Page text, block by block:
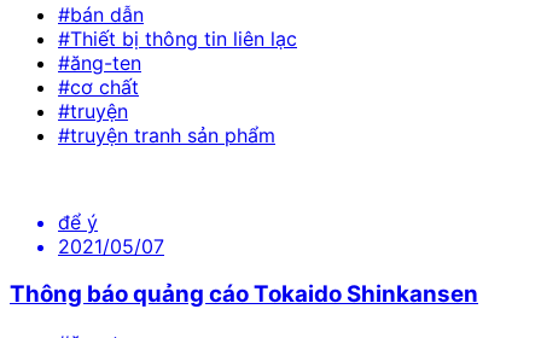
#bán dẫn
#Thiết bị thông tin liên lạc
#ăng-ten
#cơ chất
#truyện
#truyện tranh sản phẩm
để ý
2021/05/07
Thông báo quảng cáo Tokaido Shinkansen